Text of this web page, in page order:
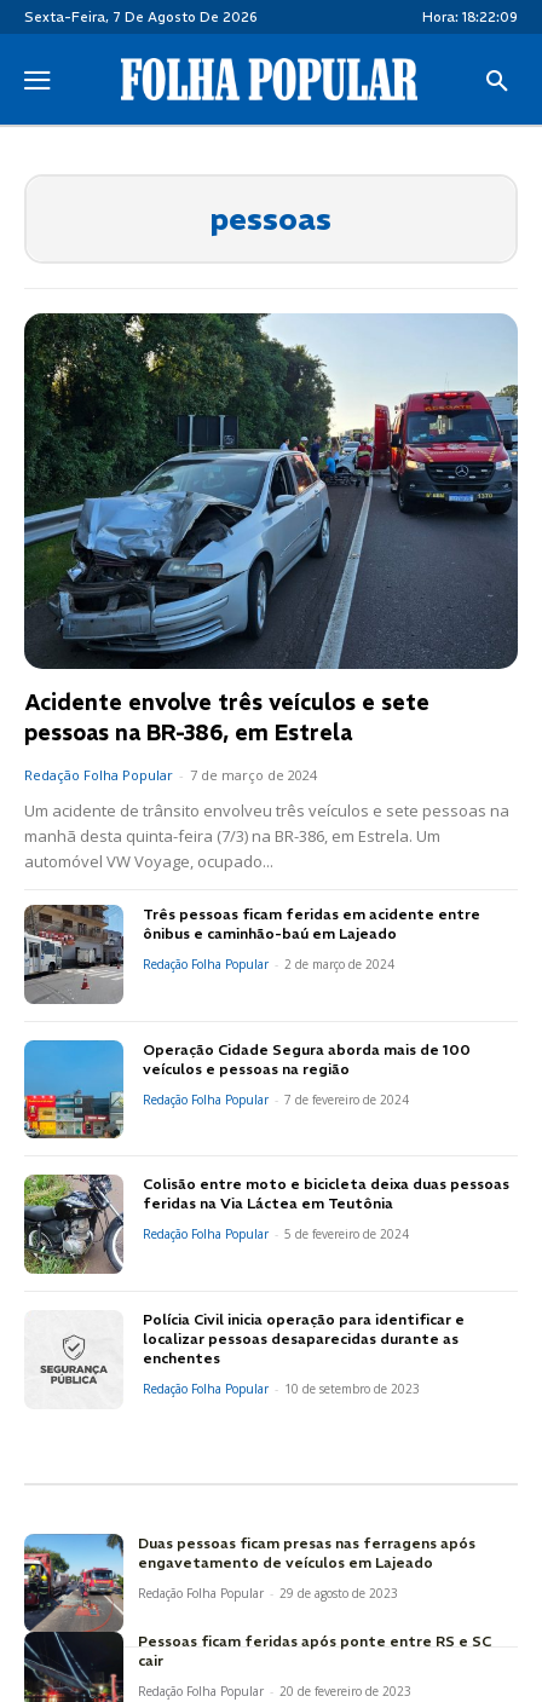
Sexta-Feira, 7 De Agosto De 2026 Hora: 18:22:09
pessoas
Acidente envolve três veículos e sete
pessoas na BR-386, em Estrela
Redação Folha Popular - 7 de março de 2024
Um acidente de trânsito envolveu três veículos e sete pessoas na
manhã desta quinta-feira (7/3) na BR-386, em Estrela. Um
automóvel VW Voyage, ocupado...
Três pessoas ficam feridas em acidente entre
ônibus e caminhão-baú em Lajeado
Redação Folha Popular - 2 de março de 2024
Operação Cidade Segura aborda mais de 100
veículos e pessoas na região
Redação Folha Popular - 7 de fevereiro de 2024
Colisão entre moto e bicicleta deixa duas pessoas
feridas na Via Láctea em Teutônia
Redação Folha Popular - 5 de fevereiro de 2024
Polícia Civil inicia operação para identificar e
localizar pessoas desaparecidas durante as
enchentes
Redação Folha Popular - 10 de setembro de 2023
Duas pessoas ficam presas nas ferragens após
engavetamento de veículos em Lajeado
Redação Folha Popular - 29 de agosto de 2023
Pessoas ficam feridas após ponte entre RS e SC
cair
Redação Folha Popular - 20 de fevereiro de 2023